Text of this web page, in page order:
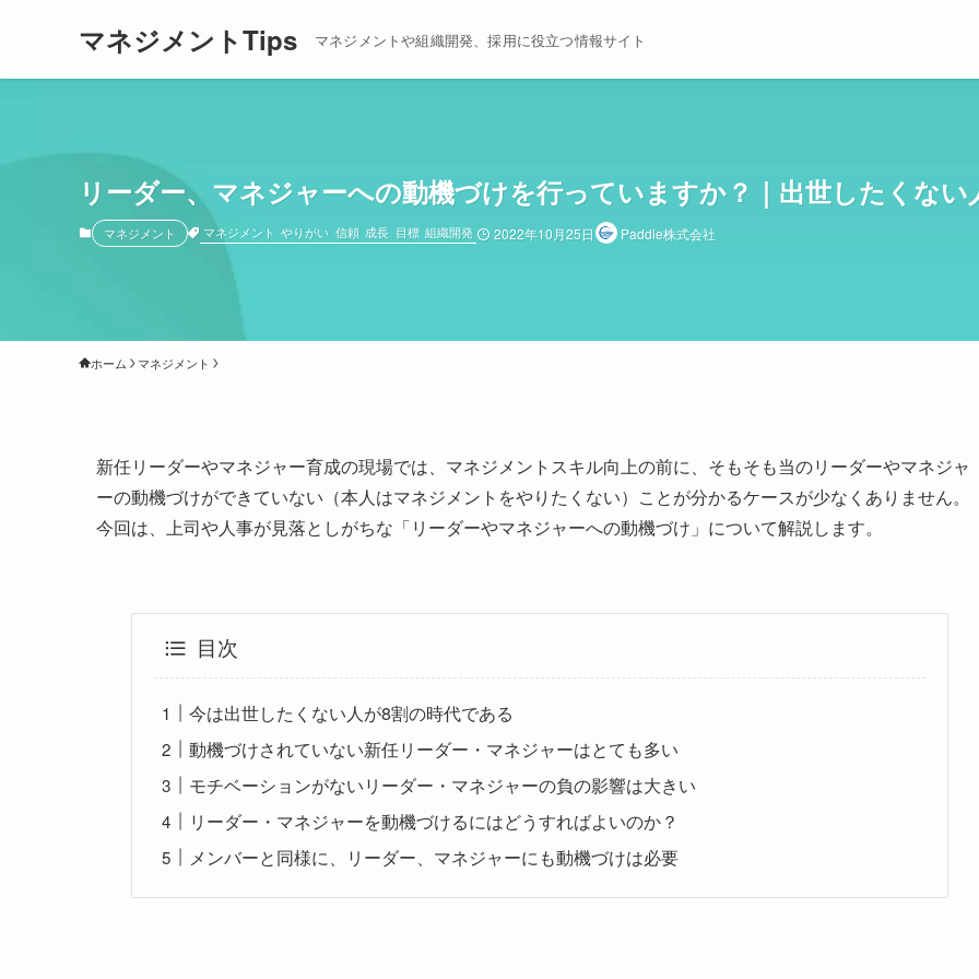
マネジメントTips マネジメントや組織開発、採用に役立つ情報サイト
リーダー、マネジャーへの動機づけを行っていますか？｜出世したくない
マネジメント マネジメント やりがい 信頼 成長 目標 組織開発 2022年10月25日 Paddle株式会社
ホーム マネジメント
新任リーダーやマネジャー育成の現場では、マネジメントスキル向上の前に、そもそも当のリーダーやマネジャ
ーの動機づけができていない（本人はマネジメントをやりたくない）ことが分かるケースが少なくありません。
今回は、上司や人事が見落としがちな「リーダーやマネジャーへの動機づけ」について解説します。
目次
今は出世したくない人が8割の時代である
動機づけされていない新任リーダー・マネジャーはとても多い
モチベーションがないリーダー・マネジャーの負の影響は大きい
リーダー・マネジャーを動機づけるにはどうすればよいのか？
メンバーと同様に、リーダー、マネジャーにも動機づけは必要